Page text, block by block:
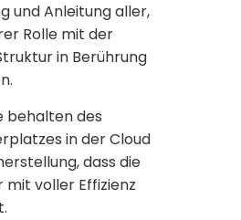
und Anleitung aller,
Rolle mit der
in Berührung
behalten des
in der Cloud
dass die
mit voller Effizienz